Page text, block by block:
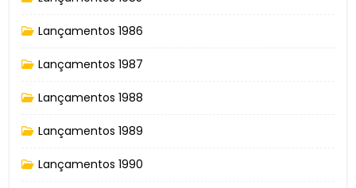
Lançamentos 1986
Lançamentos 1987
Lançamentos 1988
Lançamentos 1989
Lançamentos 1990